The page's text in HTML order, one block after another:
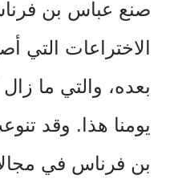
صنع عباس بن
الاختراعات التي
بعده، والتي ما
يومنا هذا. وقد
بن فرناس في